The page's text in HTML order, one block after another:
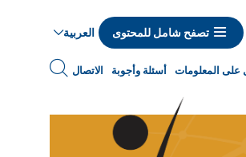
تصفح شامل للمحتوى العربية
على المعلومات أسئلة وأجوبة الاتصال